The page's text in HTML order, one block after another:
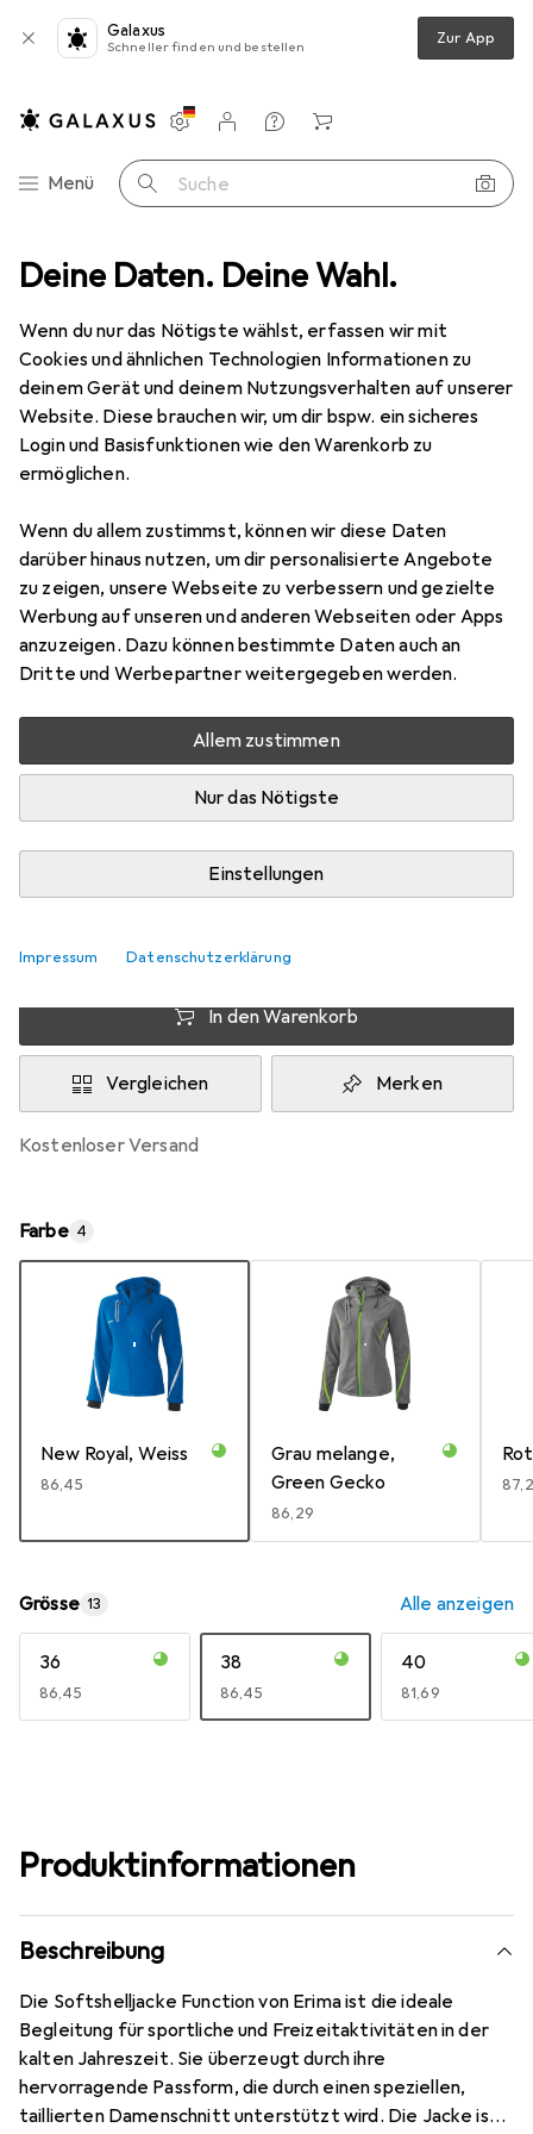
Deine Daten. Deine Wahl.
Wenn du nur das Nötigste wählst, erfassen wir mit
Cookies und ähnlichen Technologien Informationen zu
deinem Gerät und deinem Nutzungsverhalten auf unserer
Website. Diese brauchen wir, um dir bspw. ein sicheres
Login und Basisfunktionen wie den Warenkorb zu
ermöglichen.
Wenn du allem zustimmst, können wir diese Daten
darüber hinaus nutzen, um dir personalisierte Angebote
zu zeigen, unsere Webseite zu verbessern und gezielte
Werbung auf unseren und anderen Webseiten oder Apps
anzuzeigen. Dazu können bestimmte Daten auch an
Dritte und Werbepartner weitergegeben werden.
Allem zustimmen
Nur das Nötigste
Einstellungen
Impressum Datenschutzerklärung
Galaxus
Schneller finden und bestellen Zur App
Navigation nach Kategorien
Menü Suche
Einstellungen
Kundenkonto
Vergleichslisten
Merklisten
Warenkorb
Outdoorjacken Erima Softshelljacke Function
10 Bilder
Erima Softshelljacke Function
Preis in EUR inkl. MwSt.
EUR
86,45
EUR
2,78
sparen
Angebot für
EUR
83,67
Mehr von Erima
Zwischen Do, 13.8. und Mo, 17.8. geliefert
Lieferort angeben für genaue Lieferzeit
StockNet ConnectFR
In den Warenkorb
Vergleichen Merken
kostenloser Versand
Farbe 4
New Royal, Weiss
EUR
86,45
Grau melange,
Green Gecko
EUR
86,29
EUR
Grösse 13 Alle anzeigen
36
EUR
86,45
38
EUR
86,45
40
EUR
81,69
Produktinformationen
Beschreibung
Die Softshelljacke Function von Erima ist die ideale
Begleitung für sportliche und Freizeitaktivitäten in der
kalten Jahreszeit. Sie überzeugt durch ihre
hervorragende Passform, die durch einen speziellen,
taillierten Damenschnitt unterstützt wird. Die Jacke ist